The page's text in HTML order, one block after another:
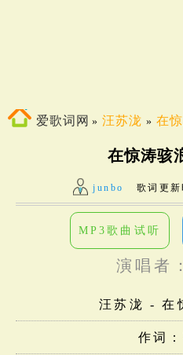
爱歌词网 » 汪苏泷 » 在
在惊涛骇
junbo 歌词更新
MP3歌曲试听
演唱者：
汪苏泷 - 在
作词